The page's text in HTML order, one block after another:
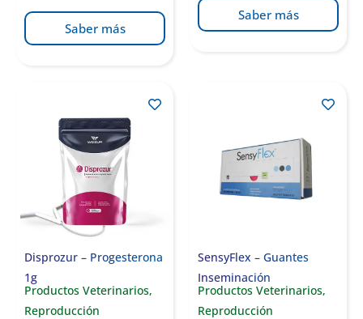
Saber más
Saber más
Disprozur – Progesterona
1g
Productos Veterinarios,
Reproducción
SensyFlex – Guantes
Inseminación
Productos Veterinarios,
Reproducción